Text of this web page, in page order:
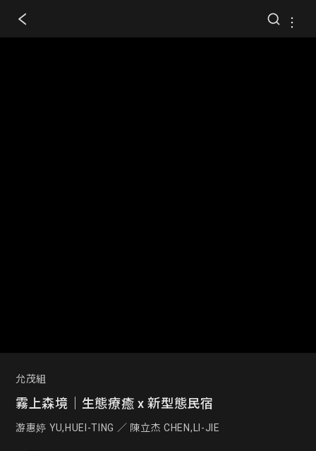
允茂組
霧上森境｜生態療癒 x 新型態民宿
游惠婷 YU,HUEI-TING ／ 陳立杰 CHEN,LI-JIE